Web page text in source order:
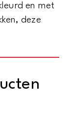
en met
deze